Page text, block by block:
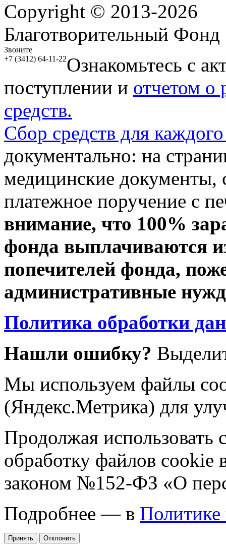
Copyright © 2013-2026
Благотворительный
Звоните
+7 (3412) 64-11-22Ознакомьтесь с
поступлении и отчетом о
средств.
Сбор средств для
документально: на
медицинские документы,
платежное поручение с
внимание, что 100%
фонда выплачиваются
попечителей фонда,
административные
Политика обработки
Нашли ошибку?
Мы используем файлы
(Яндекс.Метрика) для
Продолжая использовать
обработку файлов cookie
законом №152-ФЗ «О
Подробнее — в Политике
Принять Отклонить